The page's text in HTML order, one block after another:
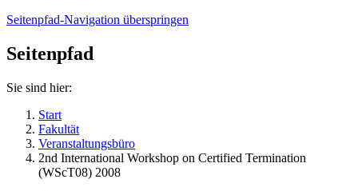
Seitenpfad-Navigation überspringen
Seitenpfad
Sie sind hier:
Start
Fakultät
Veranstaltungsbüro
2nd International Workshop on Certified Termination
(WScT08) 2008